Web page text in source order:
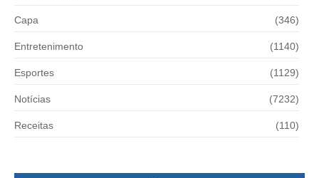
Capa (346)
Entretenimento (1140)
Esportes (1129)
Notícias (7232)
Receitas (110)